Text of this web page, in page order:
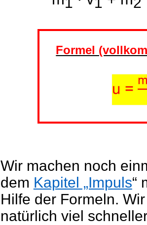
Formel
Wir machen noch
dem Kapitel „Impuls“
Hilfe der Formeln.
natürlich viel